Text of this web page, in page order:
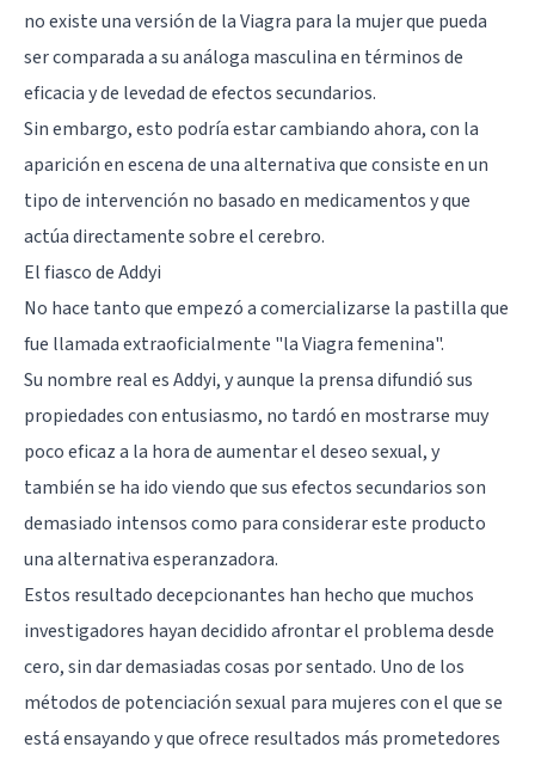
no existe una versión de la Viagra para la mujer que pueda
ser comparada a su análoga masculina en términos de
eficacia y de levedad de efectos secundarios.
Sin embargo, esto podría estar cambiando ahora, con la
aparición en escena de una alternativa que consiste en un
tipo de intervención no basado en medicamentos y que
actúa directamente sobre el cerebro.
El fiasco de Addyi
No hace tanto que empezó a comercializarse la pastilla que
fue llamada extraoficialmente "la Viagra femenina".
Su nombre real es Addyi, y aunque la prensa difundió sus
propiedades con entusiasmo, no tardó en mostrarse muy
poco eficaz a la hora de aumentar el deseo sexual, y
también se ha ido viendo quesus efectos secundariosson
demasiado intensos como para considerar este producto
una alternativa esperanzadora.
Estos resultado decepcionantes han hecho que muchos
investigadores hayan decidido afrontar el problema desde
cero, sin dar demasiadas cosas por sentado. Uno de los
métodos de potenciación sexual para mujeres con el que se
está ensayando y que ofrece resultados más prometedores